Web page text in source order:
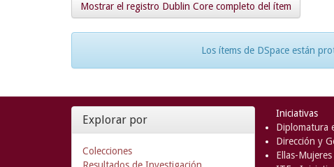
Mostrar el registro Dublin Core completo del ítem
Los ítems de DSpace están
Explorar por
Colecciones
Iniciativas
Diplomatura
Dirección y
Ellas-